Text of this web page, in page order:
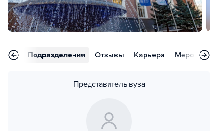
Подразделения Отзывы Карьера
Представитель вуза